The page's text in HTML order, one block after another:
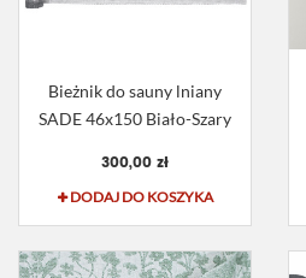
Bieżnik do sauny lniany
SADE 46x150 Biało-Szary
300,00 zł
DODAJ DO KOSZYKA